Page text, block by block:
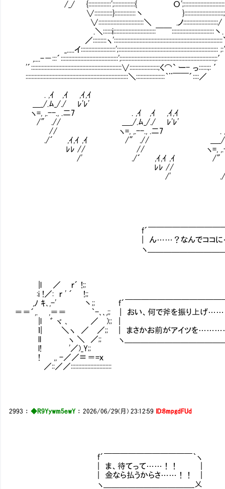
/_/ {:::::::::::::::';::::::::::::::{
∨::::::::::::}::::::::::::::丶
∨::::::::::::::::::::::::::::::＼ .ノ
.＼::::::i::::::::::::::::::::::::::::￣￣::::::::::::::::::::::::::::
／:::::::::ヽ
_.....イ:::::::::::::::::::::::';::::::::::::::::::::::::::::::::::::::::::::::::::::::::::::::::::
,....-－
'´::::::::::::::::::::::::::::::::::::::::::::::::::::::::::::∨:::::::::::::::::::;く⌒` ー- っ::::::;: ′
::::::::::::::::::::::::::::::::::::::::::::::::::::::::::::::::::::＼:::::::::::::::::::｀¨￣￣´::::／
. ,ｲ ,ｲ ,ｲ,ｲ
＿_/.ﾑ_/./ ﾚ'ﾚ'
ヽ=, ,.--., .二7 . ,ｲ ,ｲ ,ｲ,ｲ
/″ .// ＿_/.ﾑ_/./ ﾚ'ﾚ'
// ヽ=, ,.--., .二7 . ,ｲ ,
./´ ,ｲ,ｲ ,ｲ /″ .// ＿_/.ﾑ_/
ﾚﾚ // // ヽ=, ,.--., .
/' ./´ ,ｲ,ｲ ,ｲ /″
ﾚﾚ //
/' ./´ ,ｲ,ｲ
f´￣￣￣￣￣￣￣￣￣￣￣￣
| ん……？なんでココに
ヽ＿＿＿＿＿＿＿＿＿＿＿＿
|l ／ ｒ´ !;;
:i !／: ｒ ' ´ !;;
,ﾉ ｷ､,-' 丶;; f´￣￣￣￣￣￣￣￣￣￣￣￣￣
＝＝´,. ,＝＝ ｀-､､,;; | おい、何で斧を振り上
|l ゛ ヾ ､ ／ );;
ｌ| ＼ヽ ／ ／;; | まさかお前がアイツを
ll ヽ ＼ ／;; ヽ＿＿＿＿＿＿＿＿＿＿＿＿＿
l! '／)_Y;;
! ,, -／／≡＝=ｘ
／::／／:::::::::::::::::::::::::::
2993 ：◆R9Yywm5ewY：2026/06/29(月) 23:12:59 ID:8mpgdFUd
f´￣￣￣￣￣￣￣￣￣￣￣｀ヽ
| ま、待てって……！！ |
| 金なら払うからさ……！！ |
ヽ＿＿＿＿＿＿＿＿＿＿＿_乂